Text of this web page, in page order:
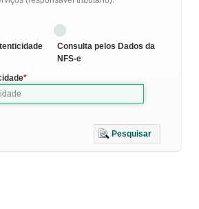
Consulta pelos Dados da
NFS-e
Pesquisar